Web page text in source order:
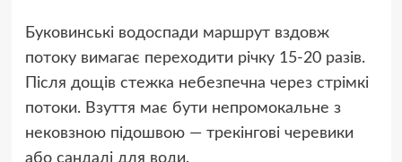
Буковинські водоспади маршрут вздовж
потоку вимагає переходити річку 15-20 разів.
Після дощів стежка небезпечна через стрімкі
потоки. Взуття має бути непромокальне з
нековзною підошвою — трекінгові черевики